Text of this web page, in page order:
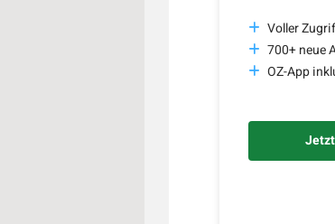
Voller
700+ neue
OZ-App